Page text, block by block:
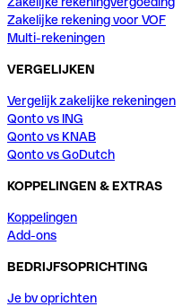
Zakelijke rekening voor VOF
Multi-rekeningen
VERGELIJKEN
Vergelijk zakelijke rekeningen
Qonto vs ING
Qonto vs KNAB
Qonto vs GoDutch
KOPPELINGEN & EXTRAS
Koppelingen
Add-ons
BEDRIJFSOPRICHTING
Je bv oprichten